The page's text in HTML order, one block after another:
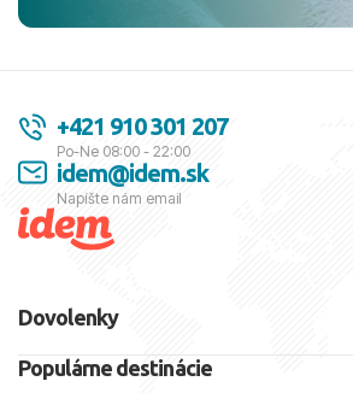
+421 910 301 207
Po-Ne 08:00 - 22:00
idem@idem.sk
Napíšte nám email
Dovolenky
Populárne destinácie